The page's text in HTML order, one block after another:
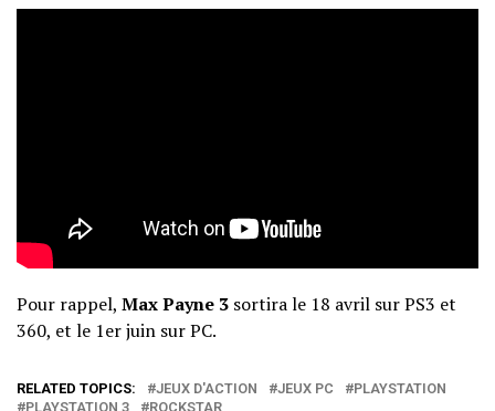
Pour rappel, Max Payne 3 sortira le 18 avril sur PS3 et
360, et le 1er juin sur PC.
RELATED TOPICS: JEUX D'ACTION JEUX PC
PLAYSTATION
PLAYSTATION 3
ROCKSTAR